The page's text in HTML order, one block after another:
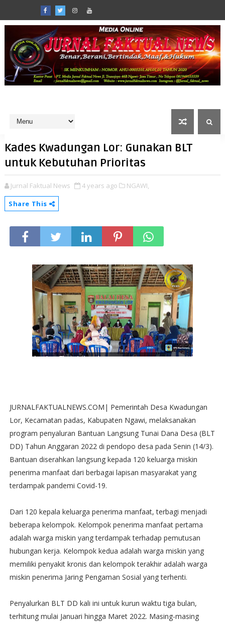
Kades Kwadungan Lor: Gunakan BLT
untuk Kebutuhan Prioritas
Jurnal Faktual News 4 years ago
NGAWI,
Share This
JURNALFAKTUALNEWS.COM| Pemerintah Desa Kwadungan
Lor, Kecamatan padas, Kabupaten Ngawi, melaksanakan
program penyaluran Bantuan Langsung Tunai Dana Desa (BLT
DD) Tahun Anggaran 2022 di pendopo desa pada Senin (14/3).
Bantuan diserahkan langsung kepada 120 keluarga miskin
penerima manfaat dari berbagai lapisan masyarakat yang
terdampak pandemi Covid-19.
Dari 120 kepala keluarga penerima manfaat, terbagi menjadi
beberapa kelompok. Kelompok penerima manfaat pertama
adalah warga miskin yang terdampak terhadap pemutusan
hubungan kerja. Kelompok kedua adalah warga miskin yang
memiliki penyakit kronis dan kelompok terakhir adalah warga
miskin penerima Jaring Pengaman Sosial yang terhenti.
Penyalurkan BLT DD kali ini untuk kurun waktu tiga bulan,
terhitung mulai Januari hingga Maret 2022. Masing-masing